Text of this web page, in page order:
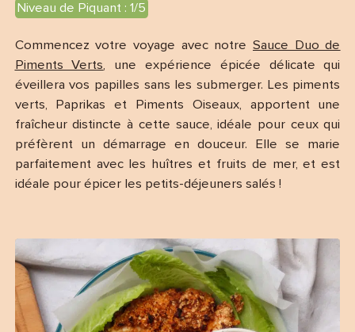
Niveau de Piquant : 1/5
Commencez votre voyage avec notreSauce Duo de
Piments Verts, une expérience épicée délicate qui
éveillera vos papilles sans les submerger. Les piments
verts, Paprikas et Piments Oiseaux, apportent une
fraîcheur distincte à cette sauce, idéale pour ceux qui
préfèrent un démarrage en douceur. Elle se marie
parfaitement avec les huîtres et fruits de mer, et est
idéale pour épicer les petits-déjeuners salés !